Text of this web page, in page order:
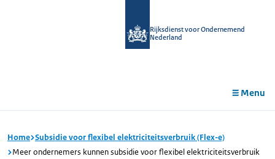
Rijksdienst voor Ondernemend
Nederland
Menu
Home Subsidie voor flexibel elektriciteitsverbruik (Flex-e)
Meer ondernemers kunnen subsidie voor flexibel elektriciteitsverbruik